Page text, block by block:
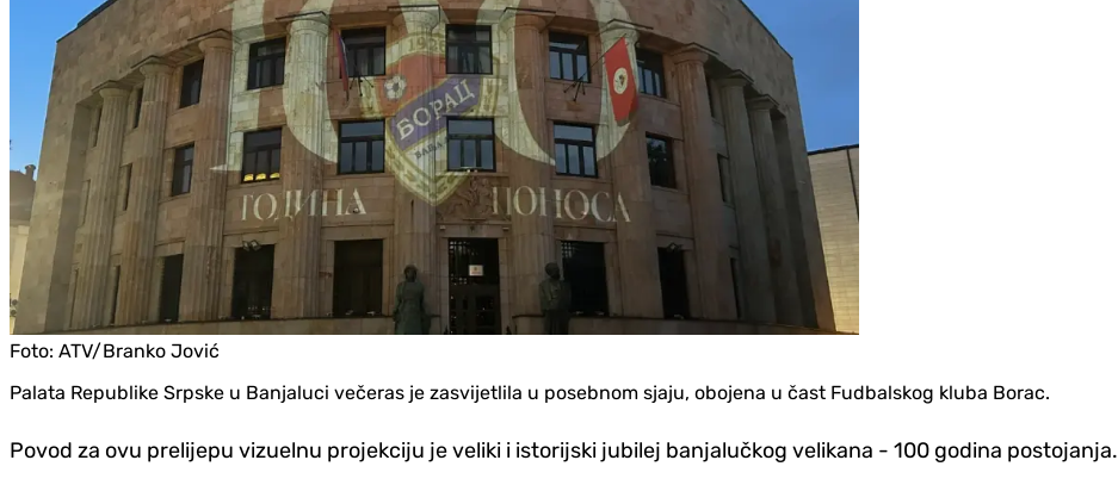
Foto: ATV/Branko Jović
Palata Republike Srpske u Banjaluci večeras je zasvijetlila u posebnom sjaju, obojena u čast Fudbalskog kluba Borac.
Povod za ovu prelijepu vizuelnu projekciju je veliki i istorijski jubilej banjalučkog velikana - 100 godina postojanja.